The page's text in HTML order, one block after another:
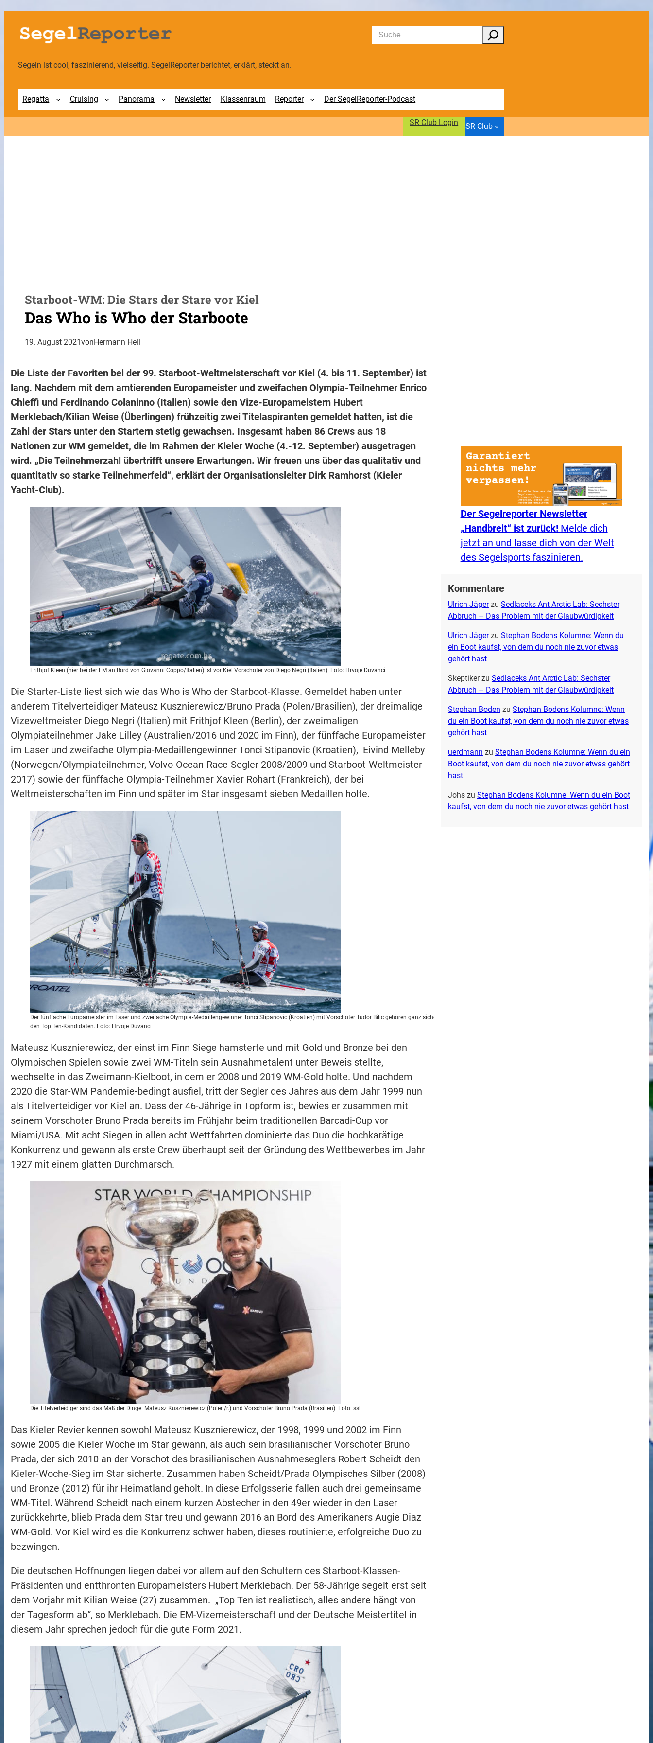
Zum
Inhalt
springen
Suchen
Segeln ist cool, faszinierend, vielseitig. SegelReporter berichtet, erklärt, steckt an.
Regatta Cruising Panorama Newsletter Klassenraum Reporter Der SegelReporter-Podcast
SR Club Login SR Club
Starboot-WM: Die Stars der Stare vor Kiel
Das Who is Who der Starboote
19. August 2021vonHermann Hell
Die Liste der Favoriten bei der 99. Starboot-Weltmeisterschaft vor Kiel (4. bis 11. September) ist
lang. Nachdem mit dem amtierenden Europameister und zweifachen Olympia-Teilnehmer Enrico
Chieffi und Ferdinando Colaninno (Italien) sowie den Vize-Europameistern Hubert
Merklebach/Kilian Weise (Überlingen) frühzeitig zwei Titelaspiranten gemeldet hatten, ist die
Zahl der Stars unter den Startern stetig gewachsen. Insgesamt haben 86 Crews aus 18
Nationen zur WM gemeldet, die im Rahmen der Kieler Woche (4.-12. September) ausgetragen
wird. „Die Teilnehmerzahl übertrifft unsere Erwartungen. Wir freuen uns über das qualitativ und
quantitativ so starke Teilnehmerfeld“, erklärt der Organisationsleiter Dirk Ramhorst (Kieler
Yacht-Club).
Frithjof Kleen (hier bei der EM an Bord von Giovanni Coppo/Italien) ist vor Kiel Vorschoter von Diego Negri (Italien). Foto: Hrvoje Duvanci
Die Starter-Liste liest sich wie das Who is Who der Starboot-Klasse. Gemeldet haben unter
anderem Titelverteidiger Mateusz Kusznierewicz/Bruno Prada (Polen/Brasilien), der dreimalige
Vizeweltmeister Diego Negri (Italien) mit Frithjof Kleen (Berlin), der zweimaligen
Olympiateilnehmer Jake Lilley (Australien/2016 und 2020 im Finn), der fünffache Europameister
im Laser und zweifache Olympia-Medaillengewinner Tonci Stipanovic (Kroatien), Eivind Melleby
(Norwegen/Olympiateilnehmer, Volvo-Ocean-Race-Segler 2008/2009 und Starboot-Weltmeister
2017) sowie der fünffache Olympia-Teilnehmer Xavier Rohart (Frankreich), der bei
Weltmeisterschaften im Finn und später im Star insgesamt sieben Medaillen holte.
Der fünffache Europameister im Laser und zweifache Olympia-Medaillengewinner Tonci Stipanovic (Kroatien) mit Vorschoter Tudor Bilic gehören ganz sicher zu
den Top Ten-Kandidaten. Foto: Hrvoje Duvanci
Mateusz Kusznierewicz, der einst im Finn Siege hamsterte und mit Gold und Bronze bei den
Olympischen Spielen sowie zwei WM-Titeln sein Ausnahmetalent unter Beweis stellte,
wechselte in das Zweimann-Kielboot, in dem er 2008 und 2019 WM-Gold holte. Und nachdem
2020 die Star-WM Pandemie-bedingt ausfiel, tritt der Segler des Jahres aus dem Jahr 1999 nun
als Titelverteidiger vor Kiel an. Dass der 46-Jährige in Topform ist, bewies er zusammen mit
seinem Vorschoter Bruno Prada bereits im Frühjahr beim traditionellen Barcadi-Cup vor
Miami/USA. Mit acht Siegen in allen acht Wettfahrten dominierte das Duo die hochkarätige
Konkurrenz und gewann als erste Crew überhaupt seit der Gründung des Wettbewerbes im Jahr
1927 mit einem glatten Durchmarsch.
Die Titelverteidiger sind das Maß der Dinge: Mateusz Kusznierewicz (Polen/r.) und Vorschoter Bruno Prada (Brasilien). Foto: ssl
Das Kieler Revier kennen sowohl Mateusz Kusznierewicz, der 1998, 1999 und 2002 im Finn
sowie 2005 die Kieler Woche im Star gewann, als auch sein brasilianischer Vorschoter Bruno
Prada, der sich 2010 an der Vorschot des brasilianischen Ausnahmeseglers Robert Scheidt den
Kieler-Woche-Sieg im Star sicherte. Zusammen haben Scheidt/Prada Olympisches Silber (2008)
und Bronze (2012) für ihr Heimatland geholt. In diese Erfolgsserie fallen auch drei gemeinsame
WM-Titel. Während Scheidt nach einem kurzen Abstecher in den 49er wieder in den Laser
zurückkehrte, blieb Prada dem Star treu und gewann 2016 an Bord des Amerikaners Augie Diaz
WM-Gold. Vor Kiel wird es die Konkurrenz schwer haben, dieses routinierte, erfolgreiche Duo zu
bezwingen.
Die deutschen Hoffnungen liegen dabei vor allem auf den Schultern des Starboot-Klassen-
Präsidenten und entthronten Europameisters Hubert Merklebach. Der 58-Jährige segelt erst seit
dem Vorjahr mit Kilian Weise (27) zusammen. „Top Ten ist realistisch, alles andere hängt von
der Tagesform ab“, so Merklebach. Die EM-Vizemeisterschaft und der Deutsche Meistertitel in
diesem Jahr sprechen jedoch für die gute Form 2021.
Der Segelreporter Newsletter
„Handbreit“ ist zurück!Melde dich
jetzt an und lasse dich von der Welt
des Segelsports faszinieren.
Kommentare
Ulrich Jägerzu Sedlaceks Ant Arctic Lab: Sechster
Abbruch – Das Problem mit der Glaubwürdigkeit
Ulrich Jägerzu Stephan Bodens Kolumne: Wenn du
ein Boot kaufst, von dem du noch nie zuvor etwas
gehört hast
Skeptikerzu Sedlaceks Ant Arctic Lab: Sechster
Abbruch – Das Problem mit der Glaubwürdigkeit
Stephan Boden zu Stephan Bodens Kolumne: Wenn
du ein Boot kaufst, von dem du noch nie zuvor etwas
gehört hast
uerdmann zu Stephan Bodens Kolumne: Wenn du ein
Boot kaufst, von dem du noch nie zuvor etwas gehört
hast
Johszu Stephan Bodens Kolumne: Wenn du ein Boot
kaufst, von dem du noch nie zuvor etwas gehört hast